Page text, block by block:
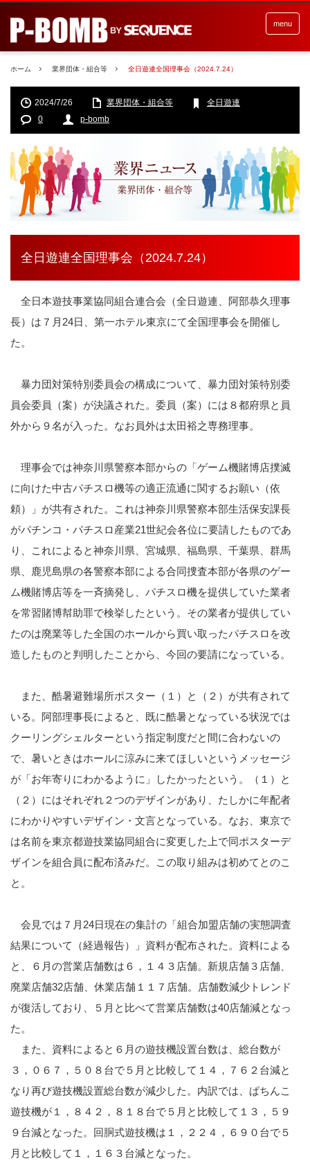
menu
ホーム 業界団体・組合等 全日遊連全国理事会（2024.7.24）
2024/7/26 業界団体・組合等
全日遊連
0
p-bomb
全日遊連全国理事会（2024.7.24）
全日本遊技事業協同組合連合会（全日遊連、阿部恭久理事
長）は７月24日、第一ホテル東京にて全国理事会を開催し
た。
暴力団対策特別委員会の構成について、暴力団対策特別委
員会委員（案）が決議された。委員（案）には８都府県と員
外から９名が入った。なお員外は太田裕之専務理事。
理事会では神奈川県警察本部からの「ゲーム機賭博店撲滅
に向けた中古パチスロ機等の適正流通に関するお願い（依
頼）」が共有された。これは神奈川県警察本部生活保安課長
がパチンコ・パチスロ産業21世紀会各位に要請したものであ
り、これによると神奈川県、宮城県、福島県、千葉県、群馬
県、鹿児島県の各警察本部による合同捜査本部が各県のゲー
ム機賭博店等を一斉摘発し、パチスロ機を提供していた業者
を常習賭博幇助罪で検挙したという。その業者が提供してい
たのは廃業等した全国のホールから買い取ったパチスロを改
造したものと判明したことから、今回の要請になっている。
また、酷暑避難場所ポスター（１）と（２）が共有されて
いる。阿部理事長によると、既に酷暑となっている状況では
クーリングシェルターという指定制度だと間に合わないの
で、暑いときはホールに涼みに来てほしいというメッセージ
が「お年寄りにわかるように」したかったという。（１）と
（２）にはそれぞれ２つのデザインがあり、たしかに年配者
にわかりやすいデザイン・文言となっている。なお、東京で
は名前を東京都遊技業協同組合に変更した上で同ポスターデ
ザインを組合員に配布済みだ。この取り組みは初めてとのこ
と。
会見では７月24日現在の集計の「組合加盟店舗の実態調査
結果について（経過報告）」資料が配布された。資料による
と、６月の営業店舗数は６，１４３店舗。新規店舗３店舗、
廃業店舗32店舗、休業店舗１１７店舗。店舗数減少トレンド
が復活しており、５月と比べて営業店舗数は40店舗減となっ
た。
また、資料によると６月の遊技機設置台数は、総台数が
３，０６７，５０８台で５月と比較して１４，７６２台減と
なり再び遊技機設置総台数が減少した。内訳では、ぱちんこ
遊技機が１，８４２，８１８台で５月と比較して１３，５９
９台減となった。回胴式遊技機は１，２２４，６９０台で５
月と比較して１，１６３台減となった。